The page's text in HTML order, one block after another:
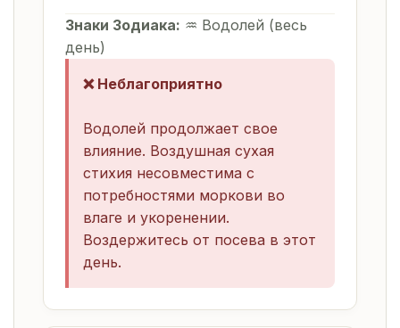
Знаки Зодиака: ♒ Водолей (весь
день)
❌ Неблагоприятно
Водолей продолжает свое
влияние. Воздушная сухая
стихия несовместима с
потребностями моркови во
влаге и укоренении.
Воздержитесь от посева в этот
день.